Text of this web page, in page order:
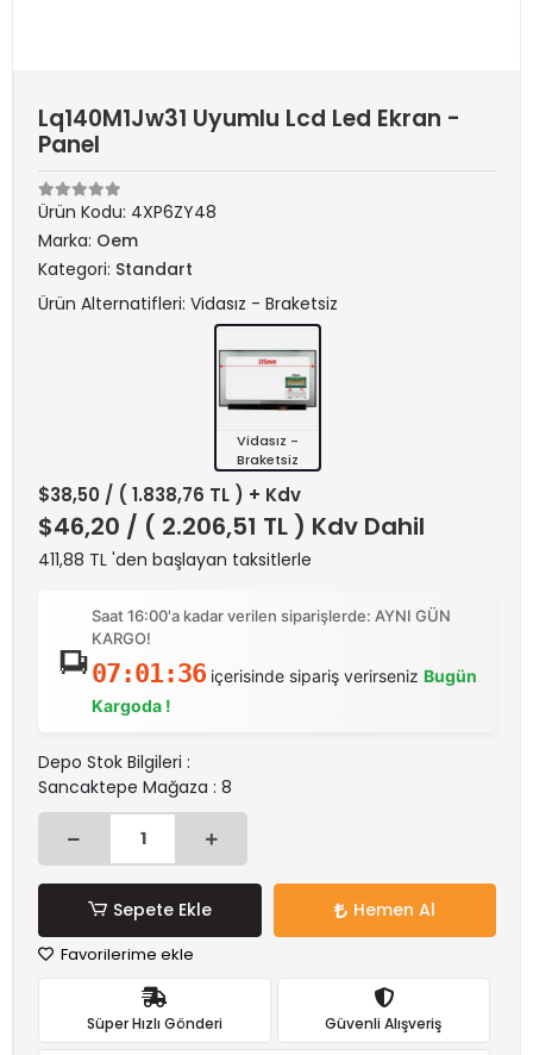
Lq140M1Jw31 Uyumlu Lcd Led Ekran -
Panel
Ürün Kodu: 4XP6ZY48
Marka: Oem
Kategori: Standart
Ürün Alternatifleri: Vidasız - Braketsiz
Vidasız -
Braketsiz
$38,50 / ( 1.838,76 TL ) + Kdv
$46,20 / ( 2.206,51 TL ) Kdv Dahil
411,88 TL 'den başlayan taksitlerle
Saat 16:00'a kadar verilen siparişlerde: AYNI GÜN
KARGO!
07:01:36içerisinde sipariş verirseniz Bugün
Kargoda !
Depo Stok Bilgileri :
Sancaktepe Mağaza : 8
Sepete Ekle Hemen Al
Favorilerime ekle
Süper Hızlı Gönderi Güvenli Alışveriş